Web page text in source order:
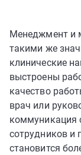
Менеджмент и
такими же
клинические
выстроены
качество
врач или
коммуникация
сотрудников и
становится